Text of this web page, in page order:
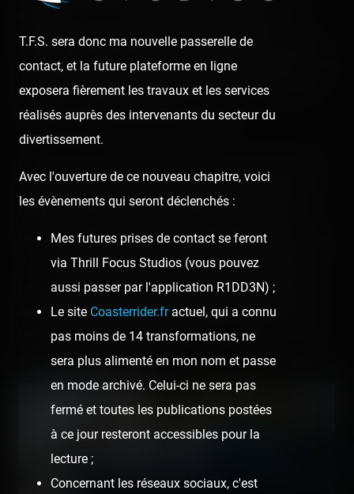
nuggets à midi, ça fait cher mais c'est surtout à cause
des sauces qu'ils proposaient que ça a gonflé mon ticket
de caisse. x) En Belgique, je crois que les sauces, ça se
paye, donc je ne me ferai plus avoir. 😛
surtout la compagnie qui m'a entouré toute la journée.
C'était bien trop court, mais c'était génial, et les plus
beaux selfies souvenir sont assurément datés de ce jour.
=') Y en a pas mal, vous verrez. 😜 Par ailleurs, comme
j'ai promis à mes loulous un aftermovie, cette journée
sera spécialement pauvre en photos, vu que tout a été
misé dans le clip. 😉 La plupart des images qui suivent
sont extraites des rushes.
T.F.S. sera donc ma nouvelle passerelle de
contact, et la future plateforme en ligne
exposera fièrement les travaux et les services
réalisés auprès des intervenants du secteur du
divertissement.
Avec l'ouverture de ce nouveau chapitre, voici
les évènements qui seront déclenchés :
Mes futures prises de contact se feront
via Thrill Focus Studios (vous pouvez
aussi passer par l'application R1DD3N) ;
Le site Coasterrider.fractuel, qui a connu
pas moins de 14 transformations, ne
sera plus alimenté en mon nom et passe
en mode archivé. Celui-ci ne sera pas
fermé et toutes les publications postées
à ce jour resteront accessibles pour la
lecture ;
Concernant les réseaux sociaux, c'est